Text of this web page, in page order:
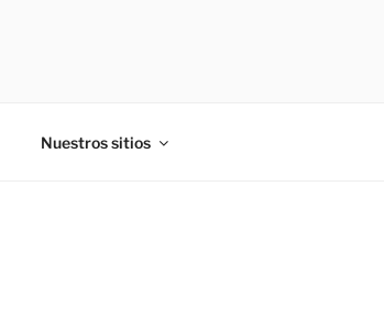
Nuestros sitios